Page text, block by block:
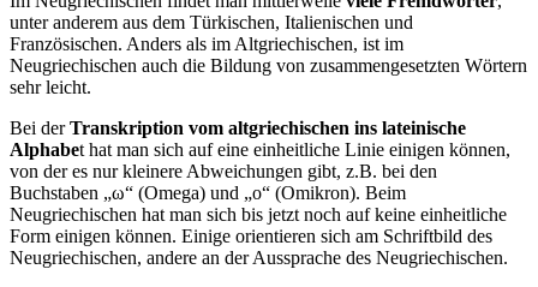
unter anderem aus dem Türkischen, Italienischen und
Französischen. Anders als im Altgriechischen, ist im
Neugriechischen auch die Bildung von zusammengesetzten Wörtern
sehr leicht.
Bei derTranskription vom altgriechischen ins lateinische
Alphabet hat man sich auf eine einheitliche Linie einigen können,
von der es nur kleinere Abweichungen gibt, z.B. bei den
Buchstaben „ω“ (Omega) und „ο“ (Omikron). Beim
Neugriechischen hat man sich bis jetzt noch auf keine einheitliche
Form einigen können. Einige orientieren sich am Schriftbild des
Neugriechischen, andere an der Aussprache des Neugriechischen.